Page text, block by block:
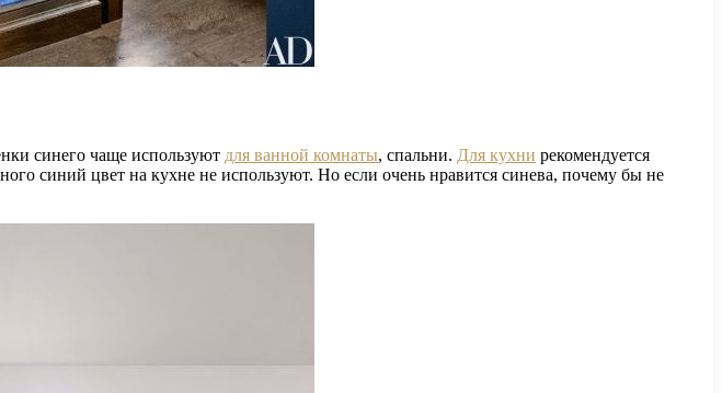
синего чаще используют для ванной комнаты, спальни. Для кухни рекомендуется
синий цвет на кухне не используют. Но если очень нравится синева, почему бы не